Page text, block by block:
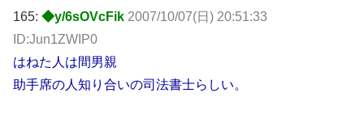
165: ◆y/6sOVcFik 2007/10/07(日) 20:51:33
ID:Jun1ZWIP0
はねた人は間男親
助手席の人知り合いの司法書士らしい。